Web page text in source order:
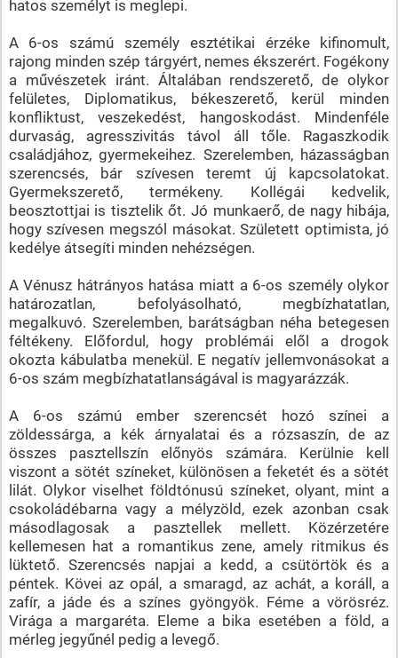
hatos személyt is meglepi.
A 6-os számú személy esztétikai érzéke kifinomult,
rajong minden szép tárgyért, nemes ékszerért. Fogékony
a művészetek iránt. Általában rendszerető, de olykor
felületes, Diplomatikus, békeszerető, kerül minden
konfliktust, veszekedést, hangoskodást. Mindenféle
durvaság, agresszivitás távol áll tőle. Ragaszkodik
családjához, gyermekeihez. Szerelemben, házasságban
szerencsés, bár szívesen teremt új kapcsolatokat.
Gyermekszerető, termékeny. Kollégái kedvelik,
beosztottjai is tisztelik őt. Jó munkaerő, de nagy hibája,
hogy szívesen megszól másokat. Született optimista, jó
kedélye átsegíti minden nehézségen.
A Vénusz hátrányos hatása miatt a 6-os személy olykor
határozatlan, befolyásolható, megbízhatatlan,
megalkuvó. Szerelemben, barátságban néha betegesen
féltékeny. Előfordul, hogy problémái elől a drogok
okozta kábulatba menekül. E negatív jellemvonásokat a
6-os szám megbízhatatlanságával is magyarázzák.
A 6-os számú ember szerencsét hozó színei a
zöldessárga, a kék árnyalatai és a rózsaszín, de az
összes pasztellszín előnyös számára. Kerülnie kell
viszont a sötét színeket, különösen a feketét és a sötét
lilát. Olykor viselhet földtónusú színeket, olyant, mint a
csokoládébarna vagy a mélyzöld, ezek azonban csak
másodlagosak a pasztellek mellett. Közérzetére
kellemesen hat a romantikus zene, amely ritmikus és
lüktető. Szerencsés napjai a kedd, a csütörtök és a
péntek. Kövei az opál, a smaragd, az achát, a koráll, a
zafír, a jáde és a színes gyöngyök. Féme a vörösréz.
Virága a margaréta. Eleme a bika esetében a föld, a
mérleg jegyűnél pedig a levegő.